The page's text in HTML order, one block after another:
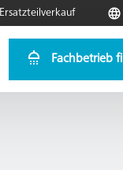
Ersatzteilverkauf
Fachbetrieb